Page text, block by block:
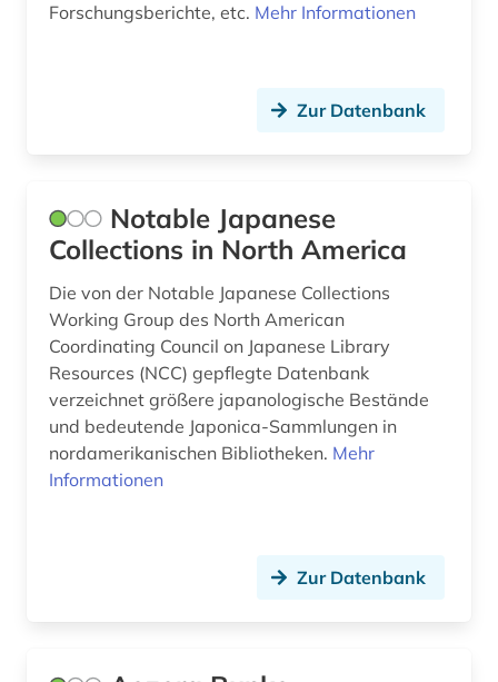
Forschungsberichte, etc. Mehr Informationen
Zur Datenbank
Notable Japanese
Collections in North America
Die von der Notable Japanese Collections
Working Group des North American
Coordinating Council on Japanese Library
Resources (NCC) gepflegte Datenbank
verzeichnet größere japanologische Bestände
und bedeutende Japonica-Sammlungen in
nordamerikanischen Bibliotheken. Mehr
Informationen
Zur Datenbank